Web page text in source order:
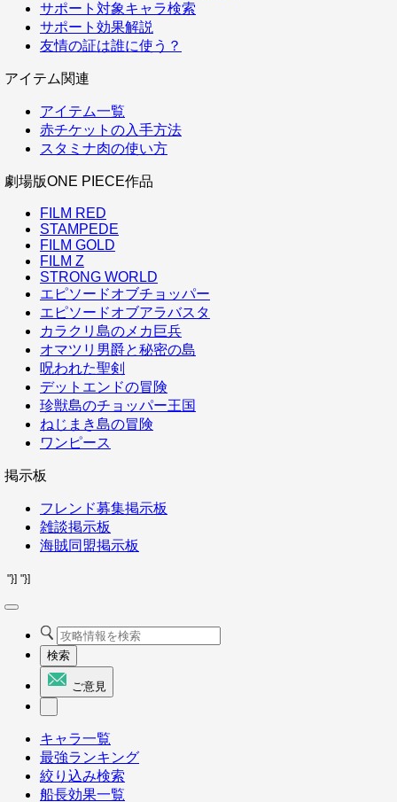
サポート対象キャラ検索
サポート効果解説
友情の証は誰に使う？
アイテム関連
アイテム一覧
赤チケットの入手方法
スタミナ肉の使い方
劇場版ONE PIECE作品
FILM RED
STAMPEDE
FILM GOLD
FILM Z
STRONG WORLD
エピソードオブチョッパー
エピソードオブアラバスタ
カラクリ島のメカ巨兵
オマツリ男爵と秘密の島
呪われた聖剣
デットエンドの冒険
珍獣島のチョッパー王国
ねじまき島の冒険
ワンピース
掲示板
フレンド募集掲示板
雑談掲示板
海賊同盟掲示板
"}] "}]
検索
ご意見
キャラ一覧
最強ランキング
絞り込み検索
船長効果一覧